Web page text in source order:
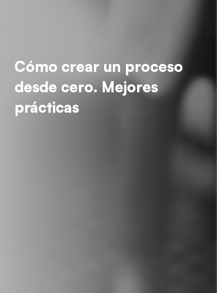
Cómo crear un proceso
desde cero. Mejores
prácticas